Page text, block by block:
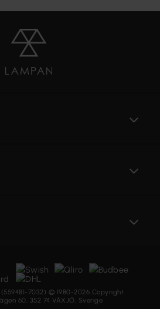
7032) © 1980-2026 Copyright
60, 352 74 VÄXJÖ, Sverige